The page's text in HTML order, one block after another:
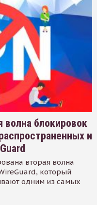
волна блокировок
и
вторая волна
который
одним из самых